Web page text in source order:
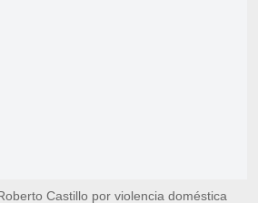
Castillo por violencia doméstica